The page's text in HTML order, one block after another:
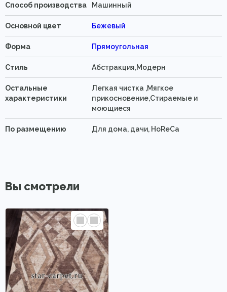
Способ производства Машинный
Основной цвет Бежевый
Форма Прямоугольная
Стиль Абстракция,Модерн
Остальные
характеристики
Легкая чистка ,Мягкое
прикосновение,Стираемые и
моющиеся
По размещению Для дома, дачи, HoReCa
Вы смотрели